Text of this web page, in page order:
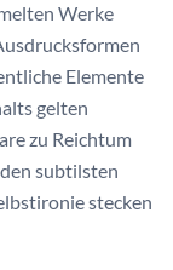
Werke
Elemente
gelten
zu Reichtum
subtilsten
stecken